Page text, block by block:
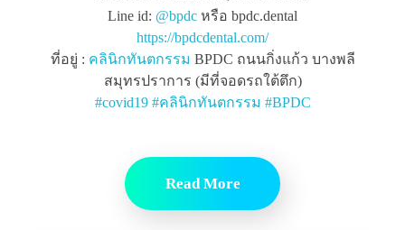
Line id: @bpdc หรือ bpdc.dental
https://bpdcdental.com/
ที่อยู่ : คลินิกทันตกรรม BPDC ถนนกิ่งแก้ว บางพลี
สมุทรปราการ (มีที่จอดรถใต้ตึก)
#covid19 #คลินิกทันตกรรม #BPDC
Read More